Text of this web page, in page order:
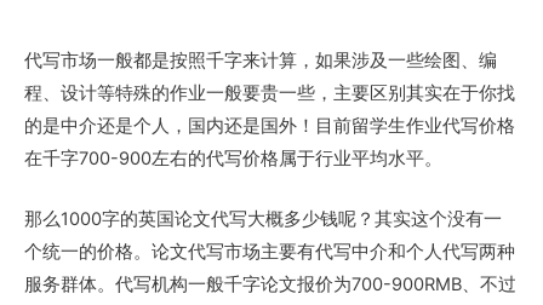
代写市场一般都是按照千字来计算，如果涉及一些绘图、编
程、设计等特殊的作业一般要贵一些，主要区别其实在于你找
的是中介还是个人，国内还是国外！目前留学生作业代写价格
在千字700-900左右的代写价格属于行业平均水平。
那么1000字的英国论文代写大概多少钱呢？其实这个没有一
个统一的价格。论文代写市场主要有代写中介和个人代写两种
服务群体。代写机构一般千字论文报价为700-900RMB、不过